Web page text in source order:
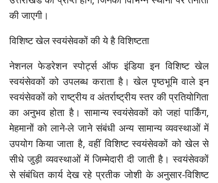
की जाएगी।
विशिष्ट खेल स्वयंसेवकों की ये है विशिष्टता
नेशनल फेडरेशन स्पोर्ट्स ऑफ इंडिया इन विशिष्ट खेल
स्वयंसेवकों को उपलब्ध कराता है। खेल पृष्ठभूमि वाले इन
स्वयंसेवकों को राष्ट्रीय व अंतर्राष्ट्रीय स्तर की प्रतियोगिता
का अनुभव होता है। सामान्य स्वयंसेवकों को जहां पार्किंग,
मेहमानों को लाने-ले जाने संबंधी अन्य सामान्य व्यवस्थाओं में
उपयोग किया जाता है, वहीं विशिष्ट स्वयंसेवकों को खेल से
सीधे जुड़ी व्यवस्थाओं में जिम्मेदारी दी जाती है। स्वयंसेवकों
से संबंधित कार्य देख रहे प्रतीक जोशी के अनुसार-विशिष्ट